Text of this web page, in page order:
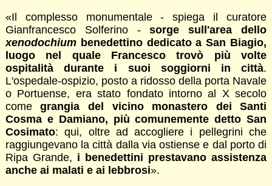
«Il complesso monumentale - spiega il curatore
Gianfrancesco Solferino -sorge sull'area dello
xenodochium benedettino dedicato a San Biagio,
luogo nel quale Francesco trovò più volte
ospitalità durante i suoi soggiorni in città.
L'ospedale-ospizio, posto a ridosso della porta Navale
o Portuense, era stato fondato intorno al X secolo
comegrangia del vicino monastero dei Santi
Cosma e Damiano, più comunemente detto San
Cosimato: qui, oltre ad accogliere i pellegrini che
raggiungevano la città dalla via ostiense e dal porto di
Ripa Grande, i benedettini prestavano assistenza
anche ai malati e ai lebbrosi».